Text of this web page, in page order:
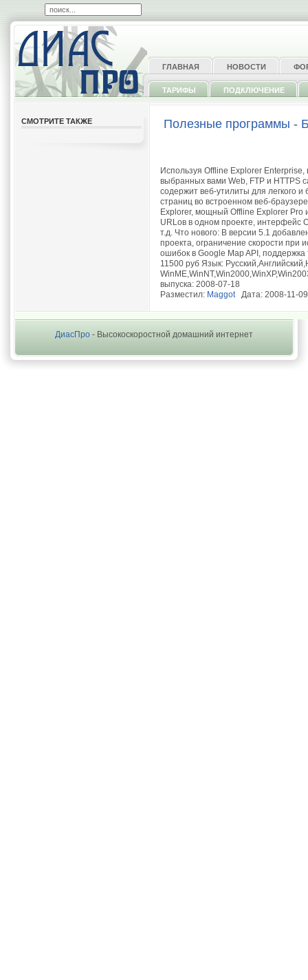
ГЛАВНАЯ НОВОСТИ
ТАРИФЫ ПОДКЛЮЧЕНИЕ
СМОТРИТЕ ТАКЖЕ Полезные программы -
Используя Offline Explorer
выбранных вами Web, FTP и HTTPS
содержит веб-утилиты для легкого
страниц во встроенном веб-
Explorer, мощный Offline Explorer Pro
URLов в одном проекте, интерфейс
т.д. Что нового: В версии 5.1
проекта, ограничение скорости при
ошибок в Google Map API,
11500 руб Язык:
выпуска: 2008-07-18
Разместил: MaggotДата: 2008-11-
ДиасПро - Высокоскоростной домашний интернет